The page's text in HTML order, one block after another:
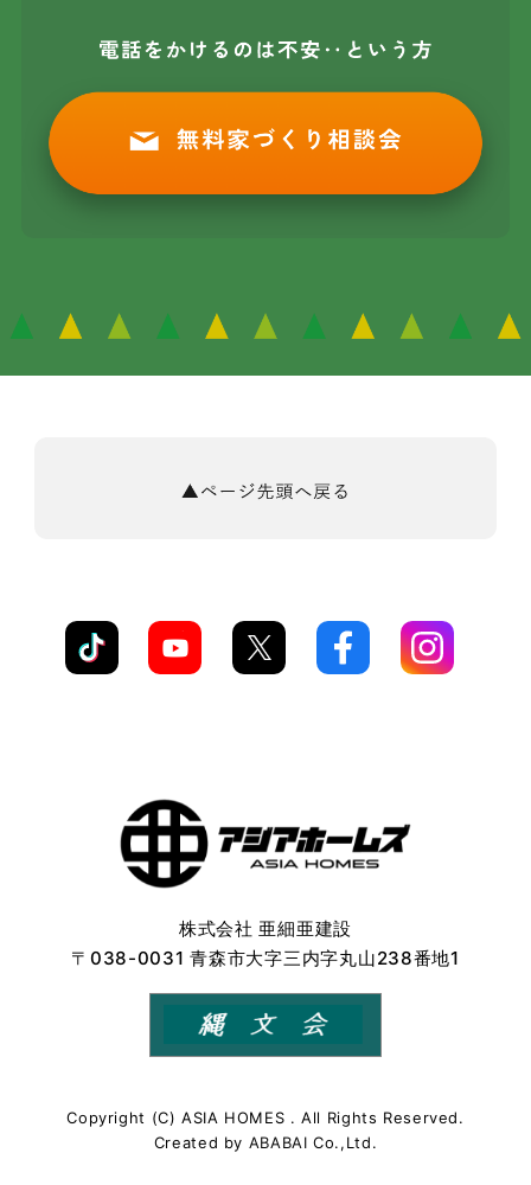
株式会社 亜細亜建設
〒038-0031 青森市大字三内字丸山238番地1
Copyright (C) ASIA HOMES . All Rights Reserved.
Created by ABABAI Co.,Ltd.